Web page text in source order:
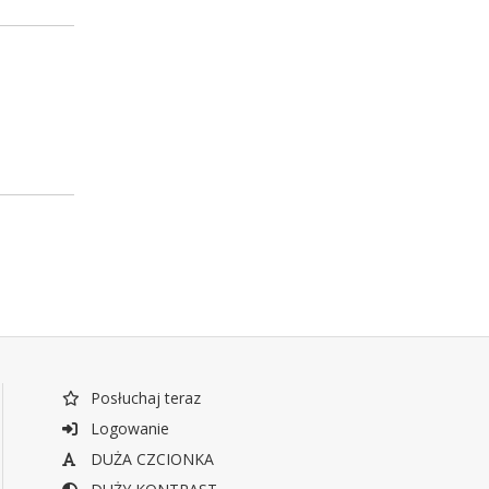
Posłuchaj teraz
Logowanie
DUŻA CZCIONKA